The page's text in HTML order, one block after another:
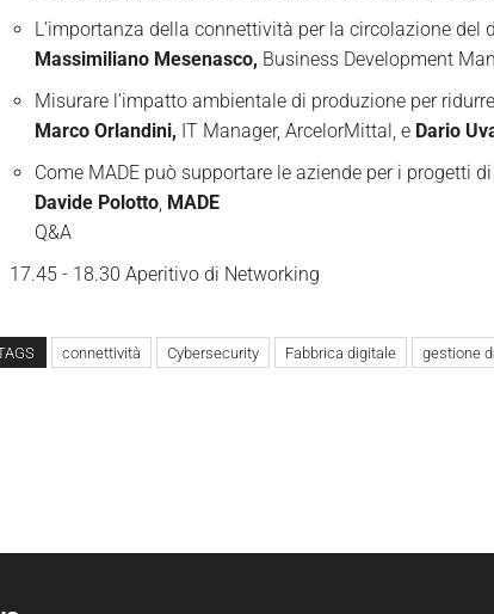
L’importanza della connettività per la circolazione del
Massimiliano Mesenasco, Business Development
Misurare l’impatto ambientale di produzione per
Marco Orlandini, IT Manager, ArcelorMittal, e Dario
Come MADE può supportare le aziende per i progetti
Davide Polotto, MADE
Q&A
17.45 - 18.30 Aperitivo di Networking
connettività Cybersecurity Fabbrica digitale gestione